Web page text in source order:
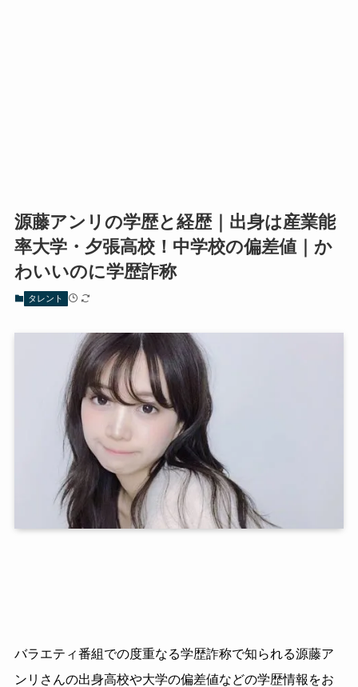
源藤アンリの学歴と経歴｜出身は産業能
率大学・夕張高校！中学校の偏差値｜か
わいいのに学歴詐称
タレント
バラエティ番組での度重なる学歴詐称で知られる源藤ア
ンリさんの出身高校や大学の偏差値などの学歴情報をお